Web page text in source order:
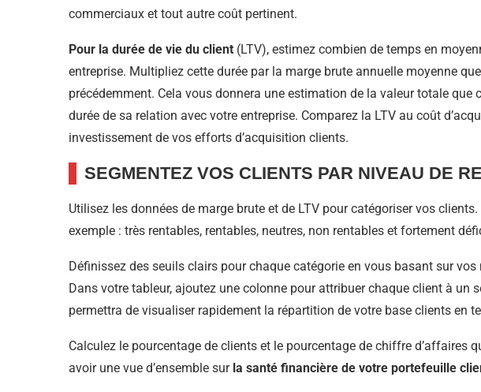
commerciaux et tout autre coût pertinent.
Pour la durée de vie du client (LTV), estimez combien de temps en
entreprise. Multipliez cette durée par la marge brute annuelle moyenne
précédemment. Cela vous donnera une estimation de la valeur totale que
durée de sa relation avec votre entreprise. Comparez la LTV au coût
investissement de vos efforts d’acquisition clients.
SEGMENTEZ VOS CLIENTS PAR NIVEAU DE
Utilisez les données de marge brute et de LTV pour catégoriser vos
exemple : très rentables, rentables, neutres, non rentables et fortement
Définissez des seuils clairs pour chaque catégorie en vous basant sur
Dans votre tableur, ajoutez une colonne pour attribuer chaque client à un
permettra de visualiser rapidement la répartition de votre base clients en
Calculez le pourcentage de clients et le pourcentage de chiffre d’affaires
avoir une vue d’ensemble sur la santé financière de votre portefeuille